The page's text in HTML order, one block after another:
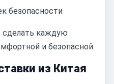
безопасности
каждую
и безопасной.
из Китая